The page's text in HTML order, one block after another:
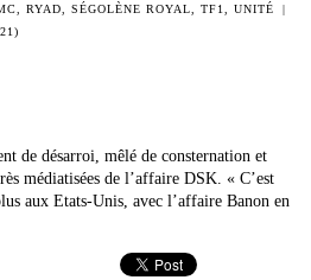
,RYAD ,SÉGOLÈNE ROYAL ,TF1 ,UNITÉ
|
de désarroi, mêlé de consternation et
médiatisées de l’affaire DSK. « C’est
aux Etats-Unis, avec l’affaire Banon en